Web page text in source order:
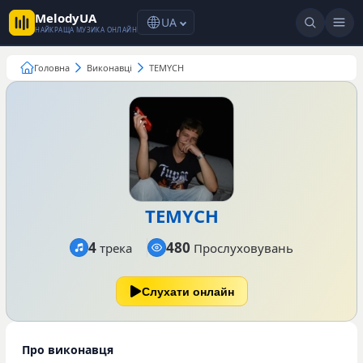
MelodyUA
НАЙКРАЩА МУЗИКА ОНЛАЙН UA
Головна Виконавці TEMYCH
TEMYCH
4 трека 480 Прослуховувань
Слухати онлайн
Про виконавця